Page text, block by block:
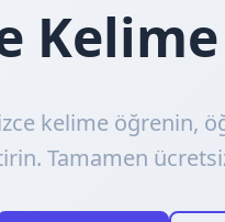
kelime öğrenin,
Tamamen